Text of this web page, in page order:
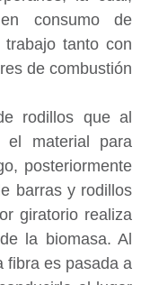
consumo de
tanto con
de combustión
rodillos que al
el material para
posteriormente
barras y rodillos
giratorio realiza
la biomasa. Al
fibra es pasada a